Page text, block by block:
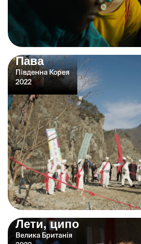
Пава
Південна Корея
2022
Лети, ципо
Велика Британія